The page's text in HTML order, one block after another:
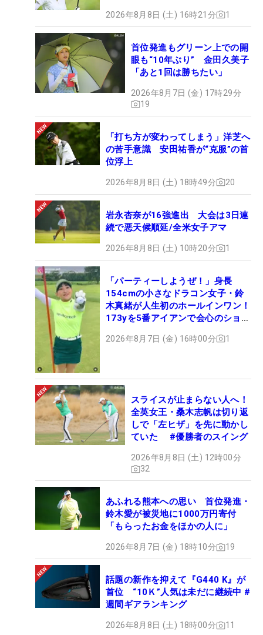
2026年8月8日 (土) 16時21分 1
首位発進もグリーン上での開
眼も“10年ぶり” 金田久美子
「あと1回は勝ちたい」
2026年8月7日 (金) 17時29分
19
「打ち方が変わってしまう」洋芝へ
の苦手意識 安田祐香が“克服”の首
位浮上
2026年8月8日 (土) 18時49分 20
岩永杏奈が16強進出 大会は3日連
続で悪天候順延/全米女子アマ
2026年8月8日 (土) 10時20分 1
「パーティーしようぜ！」身長
154cmの小さなドラコン女子・鈴
木真緒が人生初のホールインワン！
173yを5番アイアンで会心のショッ
2026年8月7日 (金) 16時00分 1
スライスが止まらない人へ！
全英女王・桑木志帆は切り返
しで「左ヒザ」を先に動かし
ていた #優勝者のスイング
2026年8月8日 (土) 12時00分
32
あふれる熊本への思い 首位発進・
鈴木愛が被災地に1000万円寄付
「もらったお金をほかの人に」
2026年8月7日 (金) 18時10分 19
話題の新作を抑えて『G440 K』が
首位 “10Ｋ”人気は未だに継続中 #
週間ギアランキング
2026年8月8日 (土) 18時00分 11